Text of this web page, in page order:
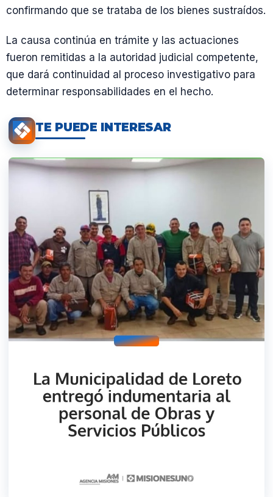
confirmando que se trataba de los bienes sustraídos.
La causa continúa en trámite y las actuaciones
fueron remitidas a la autoridad judicial competente,
que dará continuidad al proceso investigativo para
determinar responsabilidades en el hecho.
TE PUEDE INTERESAR